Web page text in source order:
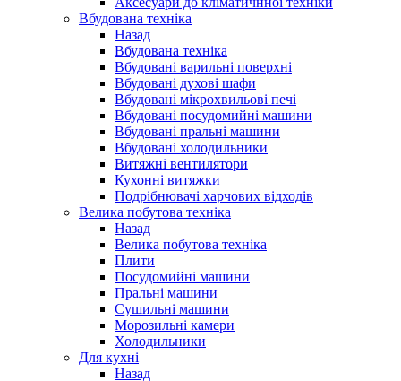
Вбудована техніка
Назад
Вбудована техніка
Вбудовані варильні поверхні
Вбудовані духові шафи
Вбудовані мікрохвильові печі
Вбудовані посудомийні машини
Вбудовані пральні машини
Вбудовані холодильники
Витяжні вентилятори
Кухонні витяжки
Подрібнювачі харчових відходів
Велика побутова техніка
Назад
Велика побутова техніка
Плити
Посудомийні машини
Пральні машини
Сушильні машини
Морозильні камери
Холодильники
Для кухні
Назад